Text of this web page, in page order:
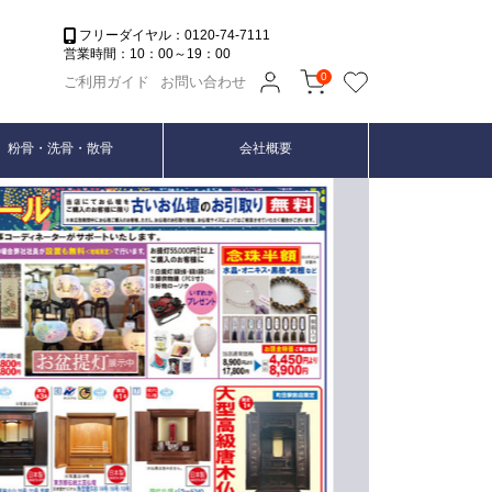
フリーダイヤル：0120-74-7111
営業時間：10：00～19：00
ご利用ガイド
お問い合わせ 0
粉骨・洗骨・散骨 会社概要